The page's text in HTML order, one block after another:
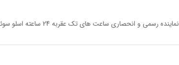
نماینده رسمی و انحصاری ساعت های تک عقربه 24 ساعته اسلو سوئیسSlow Swiss در ایران